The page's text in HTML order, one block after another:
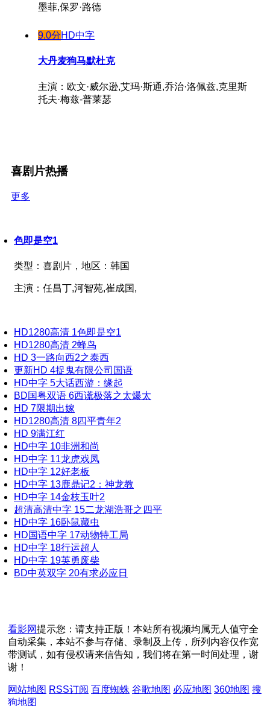
墨菲,保罗·路德
9.0分HD中字
大丹麦狗马默杜克
主演：欧文·威尔逊,艾玛·斯通,乔治·洛佩兹,克里斯
托夫·梅兹-普莱瑟
喜剧片热播
更多
色即是空1
类型： 喜剧片， 地区： 韩国
主演： 任昌丁,河智苑,崔成国,
HD1280高清 1色即是空1
HD1280高清 2蜂鸟
HD 3一路向西2之泰西
更新HD 4捉鬼有限公司国语
HD中字 5大话西游：缘起
BD国粤双语 6西谎极落之太爆太
HD 7 限期出嫁
HD1280高清 8四平青年2
HD 9满江红
HD中字 10非洲和尚
HD中字 11龙虎戏凤
HD中字 12好老板
HD中字 13鹿鼎记2：神龙教
HD中字 14金枝玉叶2
超清高清中字 15二龙湖浩哥之四平
HD中字 16卧鼠藏虫
HD国语中字 17动物特工局
HD中字 18行运超人
HD中字 19英勇废柴
BD中英双字 20有求必应日
看影网提示您：请支持正版！本站所有视频均属无人值守全
自动采集，本站不参与存储、录制及上传，所列内容仅作宽
带测试，如有侵权请来信告知，我们将在第一时间处理，谢
谢！
网站地图 RSS订阅 百度蜘蛛 谷歌地图 必应地图 360地图 搜
狗地图